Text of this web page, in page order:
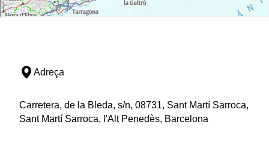
Adreça
Carretera, de la Bleda, s/n, 08731, Sant Martí Sarroca,
Sant Martí Sarroca, l'Alt Penedès, Barcelona